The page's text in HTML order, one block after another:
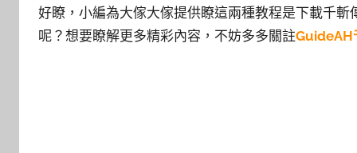
好瞭，小編為大傢大傢提供瞭這兩種教程是下載千
呢？想要瞭解更多精彩內容，不妨多多關註GuideAH